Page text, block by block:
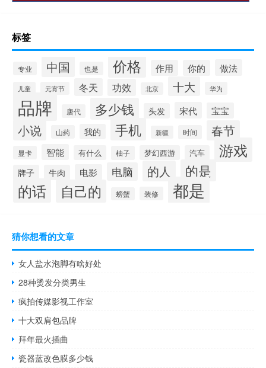
标签
专业 中国 也是 价格 作用 你的 做法
儿童 元宵节 冬天 功效 北京 十大 华为
品牌 唐代 多少钱 头发 宋代 宝宝
小说 山药 我的 手机 新疆 时间 春节
显卡 智能 有什么 柚子 梦幻西游 汽车 游戏
牌子 牛肉 电影 电脑 的人 的是
的话 自己的 螃蟹 装修 都是
猜你想看的文章
女人盐水泡脚有啥好处
28种烫发分类男生
疯拍传媒影视工作室
十大双肩包品牌
拜年最火插曲
瓷器蓝改色膜多少钱